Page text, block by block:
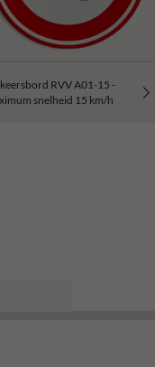
RVV A01-15 -
snelheid 15 km/h